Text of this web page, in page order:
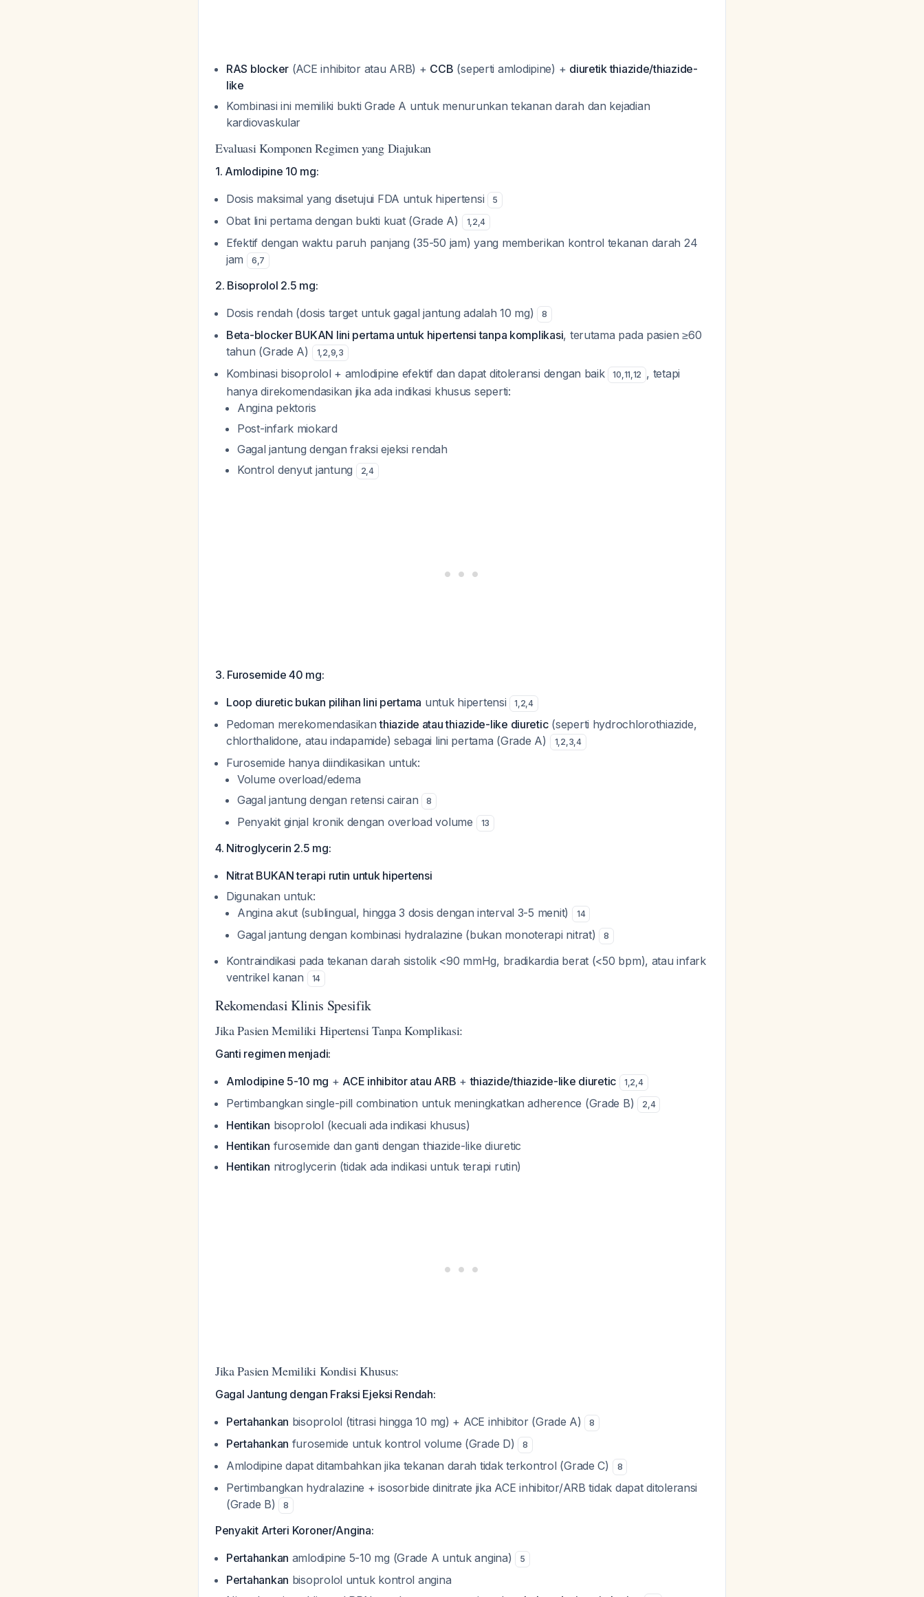
RAS blocker (ACE inhibitor atau ARB) + CCB (seperti amlodipine) + diuretik thiazide/thiazide-
like
Kombinasi ini memiliki bukti Grade A untuk menurunkan tekanan darah dan kejadian
kardiovaskular
Evaluasi Komponen Regimen yang Diajukan
1. Amlodipine 10 mg:
Dosis maksimal yang disetujui FDA untuk hipertensi
5
Obat lini pertama dengan bukti kuat (Grade A) 1,2,4
Efektif dengan waktu paruh panjang (35-50 jam) yang memberikan kontrol tekanan darah 24
jam
6,7
2. Bisoprolol 2.5 mg:
Dosis rendah (dosis target untuk gagal jantung adalah 10 mg)
8
Beta-blocker BUKAN lini pertama untuk hipertensi tanpa komplikasi, terutama pada pasien ≥60
tahun (Grade A)
1,2,9,3
Kombinasi bisoprolol + amlodipine efektif dan dapat ditoleransi dengan baik 10,11,12 , tetapi
hanya direkomendasikan jika ada indikasi khusus seperti:
Angina pektoris
Post-infark miokard
Gagal jantung dengan fraksi ejeksi rendah
Kontrol denyut jantung
2,4
3. Furosemide 40 mg:
Loop diuretic bukan pilihan lini pertama untuk hipertensi 1,2,4
Pedoman merekomendasikanthiazide atau thiazide-like diuretic(seperti hydrochlorothiazide,
chlorthalidone, atau indapamide) sebagai lini pertama (Grade A)
1,2,3,4
Furosemide hanya diindikasikan untuk:
Volume overload/edema
Gagal jantung dengan retensi cairan
8
Penyakit ginjal kronik dengan overload volume 13
4. Nitroglycerin 2.5 mg:
Nitrat BUKAN terapi rutin untuk hipertensi
Digunakan untuk:
Angina akut (sublingual, hingga 3 dosis dengan interval 3-5 menit)
14
Gagal jantung dengan kombinasi hydralazine (bukan monoterapi nitrat) 8
Kontraindikasi pada tekanan darah sistolik <90 mmHg, bradikardia berat (<50 bpm), atau infark
ventrikel kanan
14
Rekomendasi Klinis Spesifik
Jika Pasien Memiliki Hipertensi Tanpa Komplikasi:
Ganti regimen menjadi:
Amlodipine 5-10 mg + ACE inhibitor atau ARB +thiazide/thiazide-like diuretic 1,2,4
Pertimbangkan single-pill combination untuk meningkatkan adherence (Grade B) 2,4
Hentikan bisoprolol (kecuali ada indikasi khusus)
Hentikan furosemide dan ganti dengan thiazide-like diuretic
Hentikan nitroglycerin (tidak ada indikasi untuk terapi rutin)
Jika Pasien Memiliki Kondisi Khusus:
Gagal Jantung dengan Fraksi Ejeksi Rendah:
Pertahankan bisoprolol (titrasi hingga 10 mg) + ACE inhibitor (Grade A) 8
Pertahankan furosemide untuk kontrol volume (Grade D) 8
Amlodipine dapat ditambahkan jika tekanan darah tidak terkontrol (Grade C) 8
Pertimbangkan hydralazine + isosorbide dinitrate jika ACE inhibitor/ARB tidak dapat ditoleransi
(Grade B)
8
Penyakit Arteri Koroner/Angina:
Pertahankan amlodipine 5-10 mg (Grade A untuk angina) 5
Pertahankan bisoprolol untuk kontrol angina